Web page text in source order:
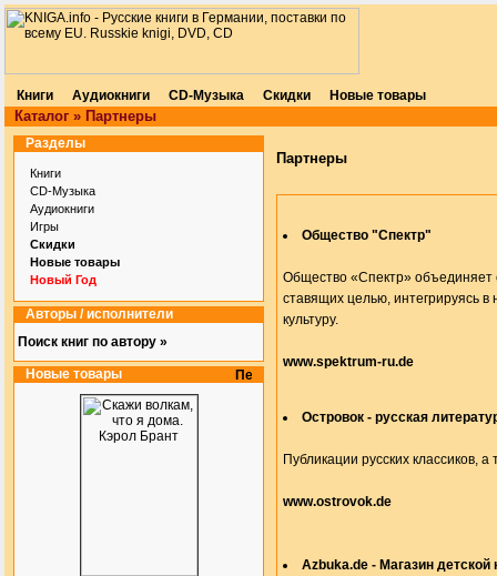
Книги Аудиокниги CD-Музыка Скидки Новые товары
Каталог » Партнеры
Разделы
Книги
CD-Музыка
Аудиокниги
Игры
Скидки
Новые товары
Новый Год
Авторы / исполнители
Поиск книг по автору »
Новые товары
Партнеры
Общество "Спектр"
Общество «Спектр»
ставящих целью, интегрируясь
культуру.
www.spektrum-ru.de
Островок - русская
Публикации русских классиков,
www.ostrovok.de
Azbuka.de - Магазин детской